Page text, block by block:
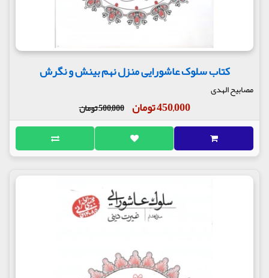
کتاب سلوک عاشورایی منزل نهم بینش و نگرش
مصابیح الهدی
450,000 تومان 500,000 تومان